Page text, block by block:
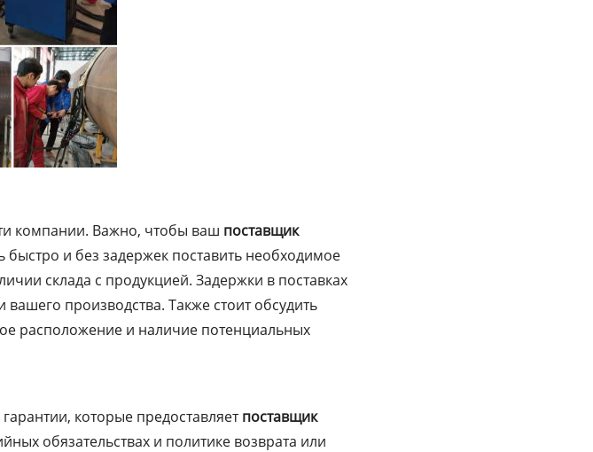
компании. Важно, чтобы ваш поставщик
и без задержек поставить необходимое
склада с продукцией. Задержки в поставках
производства. Также стоит обсудить
расположение и наличие потенциальных
которые предоставляетпоставщик
обязательствах и политике возврата или